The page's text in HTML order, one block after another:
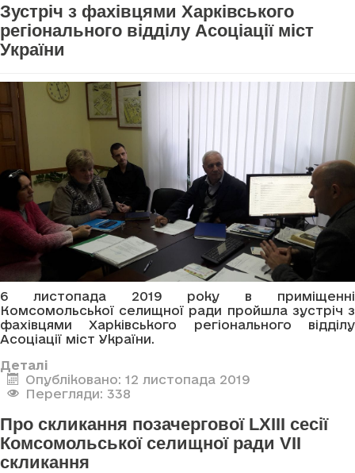
Зустріч з фахівцями Харківського
регіонального відділу Асоціації міст
України
6 листопада 2019 року в приміщенні
Комсомольської селищної ради пройшла зустріч з
фахівцями Харківського регіонального відділу
Асоціації міст України.
Деталі
Опубліковано: 12 листопада 2019
Перегляди: 338
Про скликання позачергової LXIII сесії
Комсомольської селищної ради VII
скликання